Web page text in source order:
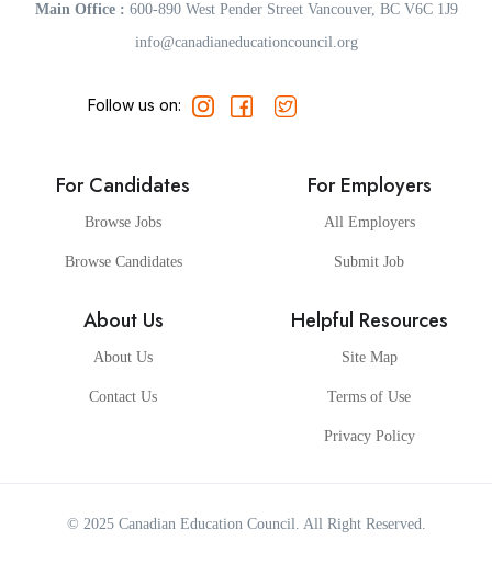
Main Office : 600-890 West Pender Street Vancouver, BC V6C 1J9
info@canadianeducationcouncil.org
Follow us on:
For Candidates
Browse Jobs
Browse Candidates
For Employers
All Employers
Submit Job
About Us
About Us
Contact Us
Helpful Resources
Site Map
Terms of Use
Privacy Policy
© 2025 Canadian Education Council. All Right Reserved.